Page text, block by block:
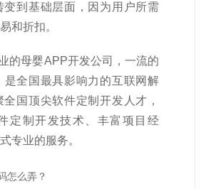
到基础层面，因为用户所需
和折扣。
的母婴APP开发公司，一流的
全国最具影响力的互联网解
国顶尖软件定制开发人才，
定制开发技术、丰富项目经
专业的服务。
怎么弄？